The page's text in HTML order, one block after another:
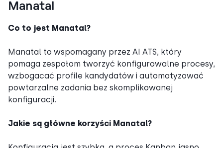
Manatal
Co to jest Manatal?
Manatal to wspomagany przez AI ATS, który
pomaga zespołom tworzyć konfigurowalne procesy,
wzbogacać profile kandydatów i automatyzować
powtarzalne zadania bez skomplikowanej
konfiguracji.
Jakie są główne korzyści Manatal?